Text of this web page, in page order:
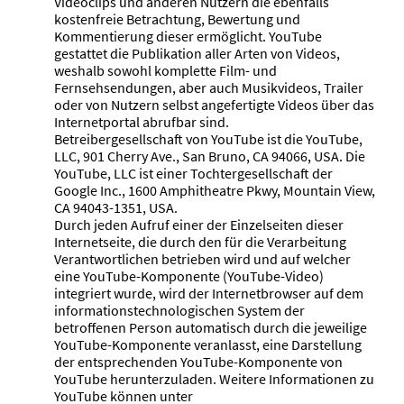
kostenfreie Betrachtung, Bewertung und
Kommentierung dieser ermöglicht. YouTube
gestattet die Publikation aller Arten von Videos,
weshalb sowohl komplette Film- und
Fernsehsendungen, aber auch Musikvideos, Trailer
oder von Nutzern selbst angefertigte Videos über das
Internetportal abrufbar sind.
Betreibergesellschaft von YouTube ist die YouTube,
LLC, 901 Cherry Ave., San Bruno, CA 94066, USA. Die
YouTube, LLC ist einer Tochtergesellschaft der
Google Inc., 1600 Amphitheatre Pkwy, Mountain View,
CA 94043-1351, USA.
Durch jeden Aufruf einer der Einzelseiten dieser
Internetseite, die durch den für die Verarbeitung
Verantwortlichen betrieben wird und auf welcher
eine YouTube-Komponente (YouTube-Video)
integriert wurde, wird der Internetbrowser auf dem
informationstechnologischen System der
betroffenen Person automatisch durch die jeweilige
YouTube-Komponente veranlasst, eine Darstellung
der entsprechenden YouTube-Komponente von
YouTube herunterzuladen. Weitere Informationen zu
YouTube können unter